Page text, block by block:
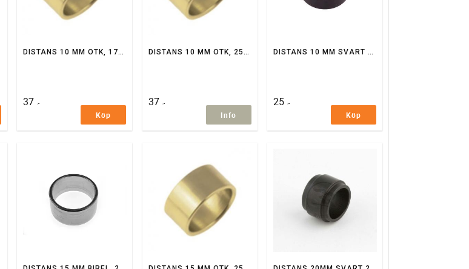
DISTANS 10 MM OTK, 17 MM AXEL
37 :-
Köp
DISTANS 10 MM OTK, 25MM AXEL
37 :-
Info
DISTANS 10 MM SVART 25MM AXEL
25 :-
Köp